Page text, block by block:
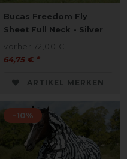
Bucas Freedom Fly
Sheet Full Neck - Silver
vorher 72,00 €
64,75 € *
ARTIKEL MERKEN
-10%